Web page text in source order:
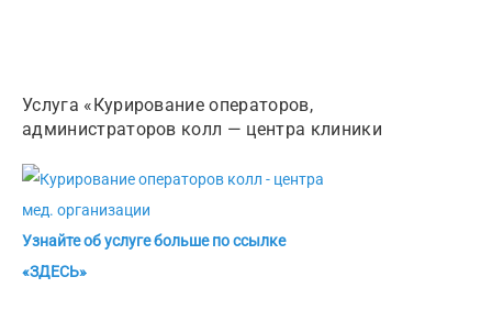
Услуга «Курирование операторов,
администраторов колл — центра клиники
Узнайте об услуге больше по ссылке
«ЗДЕСЬ»